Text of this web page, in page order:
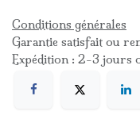
Conditions générales
Garantie satisfait ou
Expédition : 2-3 jours